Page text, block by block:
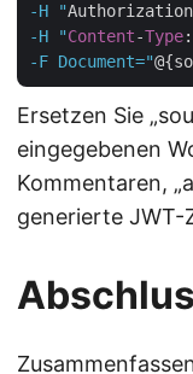
-H "
-H "Content-Type
-F Document="
Ersetzen Sie
eingegebenen
Kommentaren,
generierte